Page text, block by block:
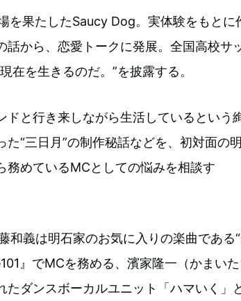
を果たしたSaucy Dog。実体験をもとに
話から、恋愛トークに発展。全国高校サ
在を生きるのだ。”を披露する。
ドと行き来しながら生活しているという
“三日月”の制作秘話などを、初対面の
務めているMCとしての悩みを相談す
和義は明石家のお気に入りの楽曲である
』でMCを務める、濱家隆一（かまい
たダンスボーカルユニット「ハマいく」